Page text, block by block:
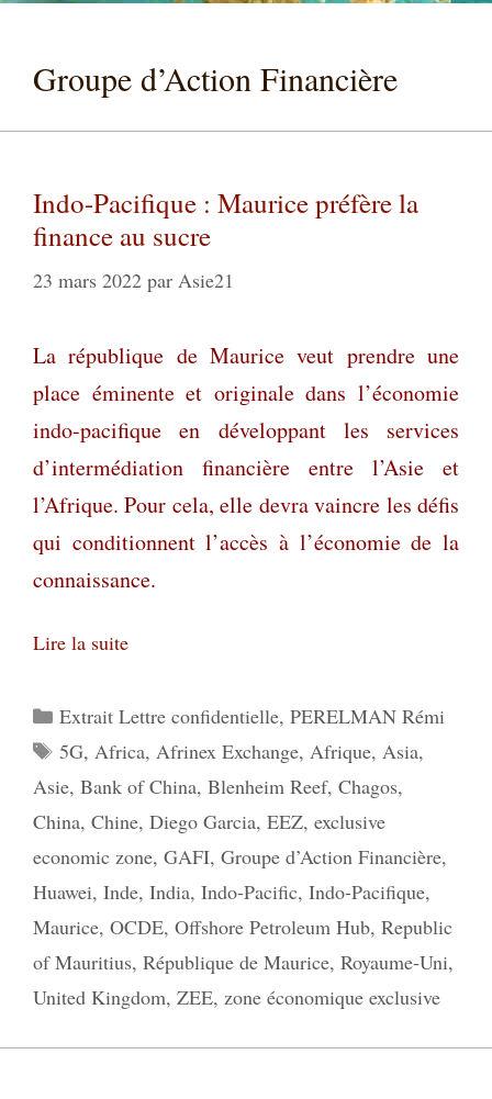
Groupe d’Action Financière
Indo-Pacifique : Maurice préfère la
finance au sucre
23 mars 2022 par Asie21
La république de Maurice veut prendre une
place éminente et originale dans l’économie
indo-pacifique en développant les services
d’intermédiation financière entre l’Asie et
l’Afrique. Pour cela, elle devra vaincre les défis
qui conditionnent l’accès à l’économie de la
connaissance.
Lire la suite
Catégories
Extrait Lettre confidentielle, PERELMAN Rémi
Étiquettes
5G, Africa, Afrinex Exchange, Afrique, Asia,
Asie, Bank of China, Blenheim Reef, Chagos,
China, Chine, Diego Garcia, EEZ, exclusive
economic zone, GAFI, Groupe d’Action Financière,
Huawei, Inde, India, Indo-Pacific, Indo-Pacifique,
Maurice, OCDE, Offshore Petroleum Hub, Republic
of Mauritius, République de Maurice, Royaume-Uni,
United Kingdom, ZEE, zone économique exclusive